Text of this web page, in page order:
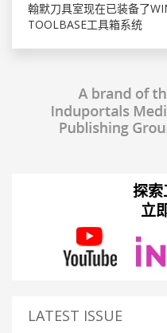
翰默刀具室现在已装备了
TOOLBASE工具箱系统
探
立
LATEST ISSUE